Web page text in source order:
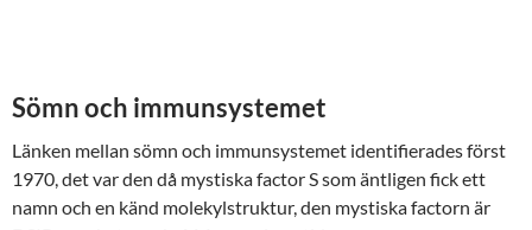
Sömn och immunsystemet
Länken mellan sömn och immunsystemet identifierades först
1970, det var den då mystiska factor S som äntligen fick ett
namn och en känd molekylstruktur, den mystiska factorn är